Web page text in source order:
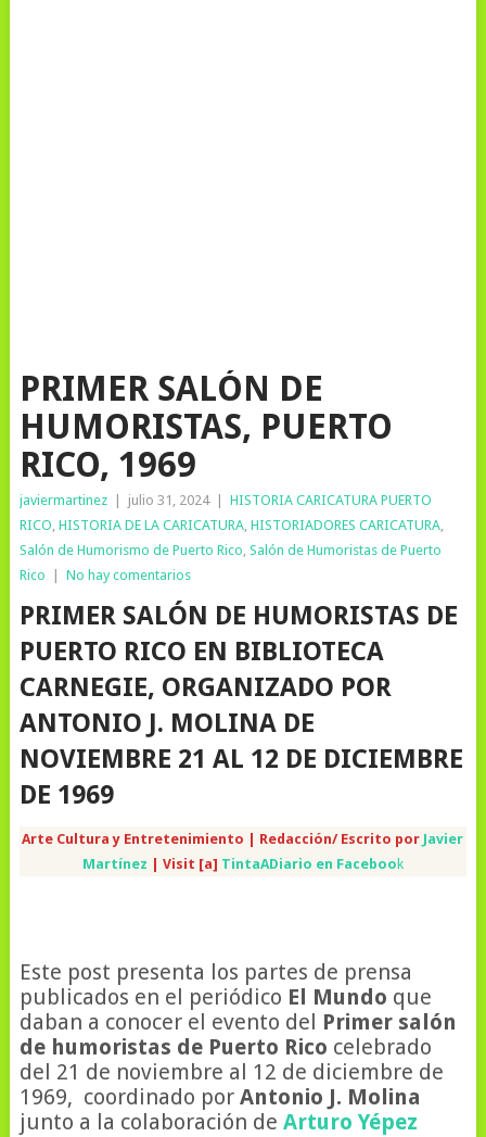
PRIMER SALÓN DE
HUMORISTAS, PUERTO
RICO, 1969
javiermartinez julio 31, 2024
HISTORIA CARICATURA PUERTO
RICO, HISTORIA DE LA CARICATURA, HISTORIADORES CARICATURA,
Salón de Humorismo de Puerto Rico, Salón de Humoristas de Puerto
Rico
No hay comentarios
PRIMER SALÓN DE HUMORISTAS DE
PUERTO RICO EN BIBLIOTECA
CARNEGIE, ORGANIZADO POR
ANTONIO J. MOLINA DE
NOVIEMBRE 21 AL 12 DE DICIEMBRE
DE 1969
Arte Cultura y Entretenimiento | Redacción/ Escrito por Javier
Martínez | Visit [a] TintaADiario en Faceboo k
Este post presenta los partes de prensa
publicados en el periódico El Mundo que
daban a conocer el evento del Primer salón
de humoristas de Puerto Rico celebrado
del 21 de noviembre al 12 de diciembre de
1969, coordinado por Antonio J. Molina
junto a la colaboración de Arturo Yépez